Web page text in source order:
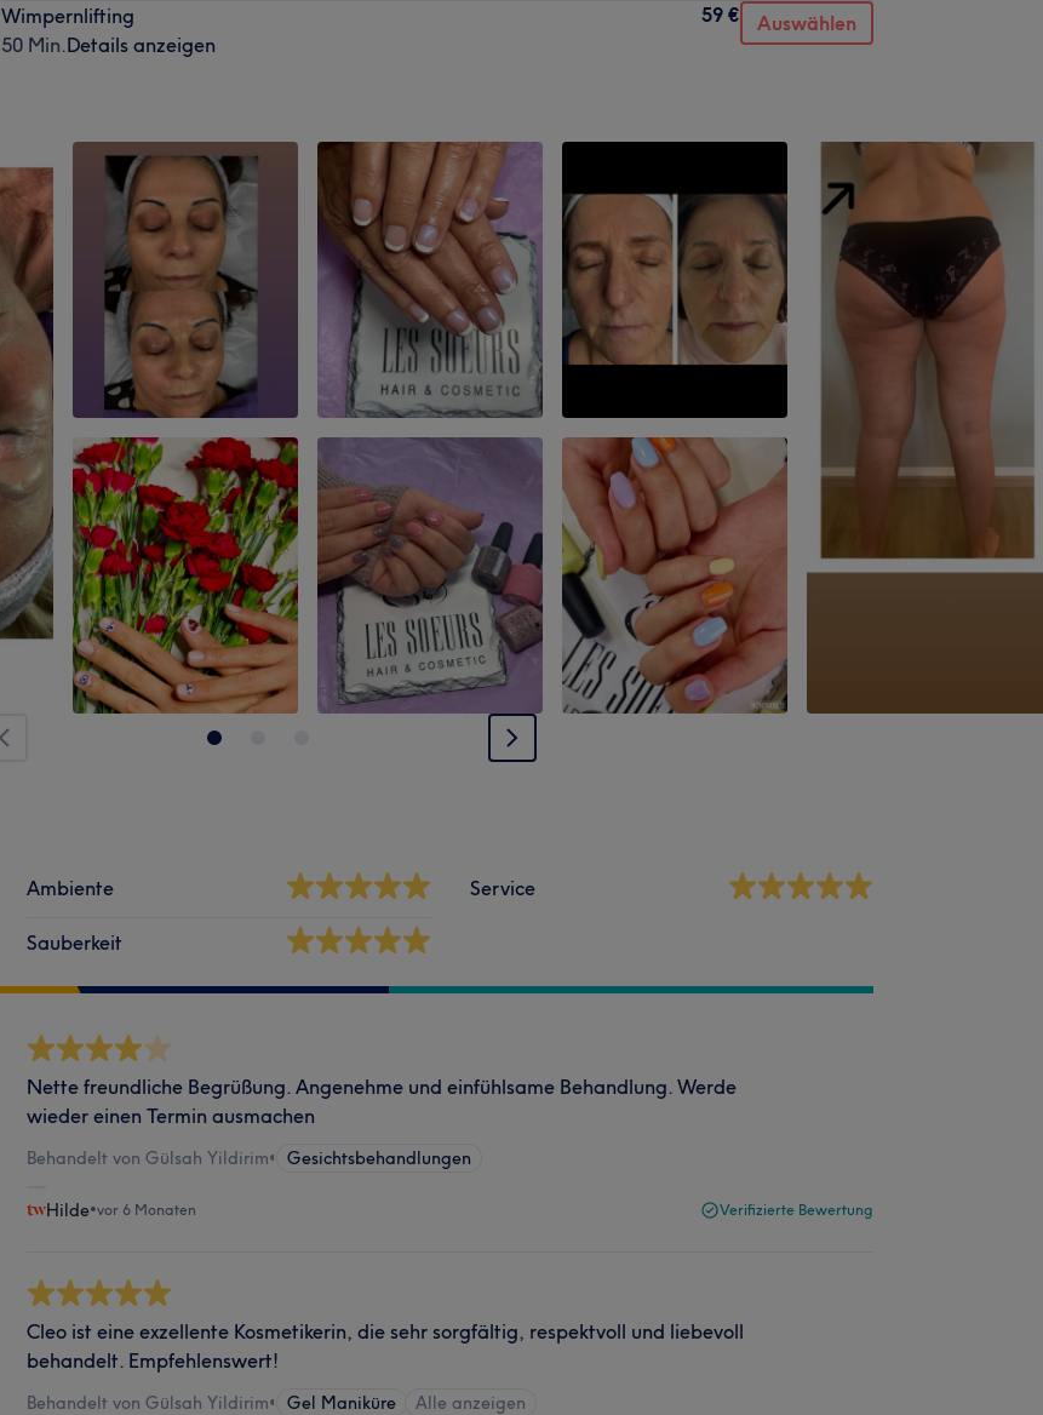
Wimpernlifting
50 Min.Details anzeigen
59 € Auswählen
Ambiente
Sauberkeit
Service
Nette freundliche Begrüßung. Angenehme und einfühlsame Behandlung. Werde
wieder einen Termin ausmachen
Behandelt von Gülsah Yildirim• Gesichtsbehandlungen
Hilde•vor 6 Monaten Verifizierte Bewertung
Cleo ist eine exzellente Kosmetikerin, die sehr sorgfältig, respektvoll und liebevoll
behandelt. Empfehlenswert!
Behandelt von Gülsah Yildirim• Gel Maniküre Alle anzeigen